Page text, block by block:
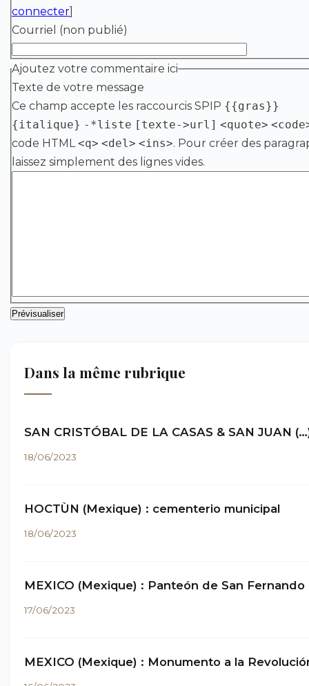
connecter]
Courriel (non publié)
Ajoutez votre commentaire ici
Texte de votre message
Ce champ accepte les raccourcis SPIP {{gras}}
{italique} -*liste [texte->url] <quote>
code HTML<q> <del> <ins>. Pour créer des
laissez simplement des lignes vides.
Dans la même rubrique
SAN CRISTÓBAL DE LA CASAS & SAN JUAN
18/06/2023
HOCTÙN (Mexique) : cementerio municipal
18/06/2023
MEXICO (Mexique) : Panteón de San Fernando
17/06/2023
MEXICO (Mexique) : Monumento a la